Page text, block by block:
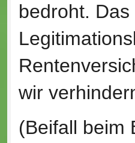
bedroht.
wir
(Beifall beim